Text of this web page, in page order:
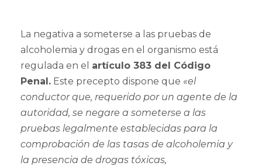
La negativa a someterse a las pruebas de
alcoholemia y drogas en el organismo está
regulada en el artículo 383 del Código
Penal. Este precepto dispone que «el
conductor que, requerido por un agente de la
autoridad, se negare a someterse a las
pruebas legalmente establecidas para la
comprobación de las tasas de alcoholemia y
la presencia de drogas tóxicas,